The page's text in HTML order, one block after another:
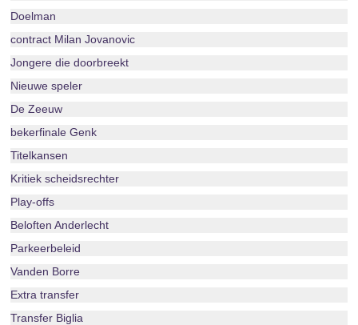
Doelman
contract Milan Jovanovic
Jongere die doorbreekt
Nieuwe speler
De Zeeuw
bekerfinale Genk
Titelkansen
Kritiek scheidsrechter
Play-offs
Beloften Anderlecht
Parkeerbeleid
Vanden Borre
Extra transfer
Transfer Biglia